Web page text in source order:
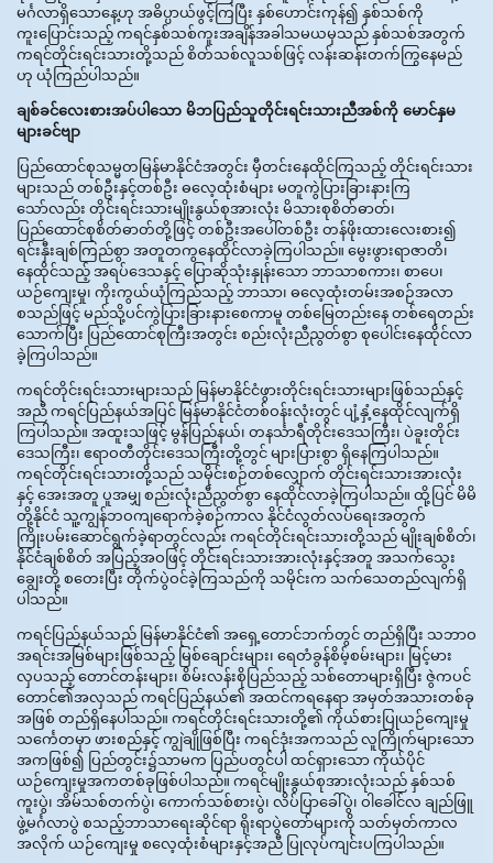
မင်္ဂလာရှိသောနေ့ဟု အဓိပ္ပာယ်ဖွင့်ကြပြီး နှစ်ဟောင်းကုန်၍ နှစ်သစ်ကို
ကူးပြောင်းသည့် ကရင်နှစ်သစ်ကူးအချိန်အခါသမယမှသည် နှစ်သစ်အတွက်
ကရင်တိုင်းရင်းသားတို့သည် စိတ်သစ်လူသစ်ဖြင့် လန်းဆန်းတက်ကြွနေမည်
ဟု ယုံကြည်ပါသည်။
ချစ်ခင်လေးစားအပ်ပါသော မိဘပြည်သူတိုင်းရင်းသားညီအစ်ကို မောင်နှမ
များခင်ဗျာ
ပြည်ထောင်စုသမ္မတမြန်မာနိုင်ငံအတွင်း မှီတင်းနေထိုင်ကြသည့် တိုင်းရင်းသား
များသည် တစ်ဦးနှင့်တစ်ဦး ဓလေ့ထုံးစံများ မတူကွဲပြားခြားနားကြ
သော်လည်း တိုင်းရင်းသားမျိုးနွယ်စုအားလုံး မိသားစုစိတ်ဓာတ်၊
ပြည်ထောင်စုစိတ်ဓာတ်တို့ဖြင့် တစ်ဦးအပေါ်တစ်ဦး တန်ဖိုးထားလေးစား၍
ရင်းနှီးချစ်ကြည်စွာ အတူတကွနေထိုင်လာခဲ့ကြပါသည်။ မွေးဖွားရာဇာတိ၊
နေထိုင်သည့် အရပ်ဒေသနှင့် ပြောဆိုသုံးနှုန်းသော ဘာသာစကား၊ စာပေ၊
ယဉ်ကျေးမှု၊ ကိုးကွယ်ယုံကြည်သည့် ဘာသာ၊ ဓလေ့ထုံးတမ်းအစဉ်အလာ
စသည်ဖြင့် မည်သို့ပင်ကွဲပြားခြားနားစေကာမူ တစ်မြေတည်းနေ တစ်ရေတည်း
သောက်ပြီး ပြည်ထောင်စုကြီးအတွင်း စည်းလုံးညီညွတ်စွာ စုပေါင်းနေထိုင်လာ
ခဲ့ကြပါသည်။
ကရင်တိုင်းရင်းသားများသည် မြန်မာနိုင်ငံဖွားတိုင်းရင်းသားများဖြစ်သည်နှင့်
အညီ ကရင်ပြည်နယ်အပြင် မြန်မာနိုင်ငံတစ်ဝန်းလုံးတွင် ပျံ့နှံ့နေထိုင်လျက်ရှိ
ကြပါသည်။ အထူးသဖြင့် မွန်ပြည်နယ်၊ တနင်္သာရီတိုင်းဒေသကြီး၊ ပဲခူးတိုင်း
ဒေသကြီး၊ ဧရာဝတီတိုင်းဒေသကြီးတို့တွင် များပြားစွာ ရှိနေကြပါသည်။
ကရင်တိုင်းရင်းသားတို့သည် သမိုင်းစဉ်တစ်လျှောက် တိုင်းရင်းသားအားလုံး
နှင့် အေးအတူ ပူအမျှ စည်းလုံးညီညွတ်စွာ နေထိုင်လာခဲ့ကြပါသည်။ ထို့ပြင် မိမိ
တို့နိုင်ငံ သူ့ကျွန်ဘဝကျရောက်ခဲ့စဉ်ကာလ နိုင်ငံလွတ်လပ်ရေးအတွက်
ကြိုးပမ်းဆောင်ရွက်ခဲ့ရာတွင်လည်း ကရင်တိုင်းရင်းသားတို့သည် မျိုးချစ်စိတ်၊
နိုင်ငံချစ်စိတ် အပြည့်အဝဖြင့် တိုင်းရင်းသားအားလုံးနှင့်အတူ အသက်သွေး
ချွေးတို့ စတေးပြီး တိုက်ပွဲဝင်ခဲ့ကြသည်ကို သမိုင်းက သက်သေတည်လျက်ရှိ
ပါသည်။
ကရင်ပြည်နယ်သည် မြန်မာနိုင်ငံ၏ အရှေ့တောင်ဘက်တွင် တည်ရှိပြီး သဘာဝ
အရင်းအမြစ်များဖြစ်သည့် မြစ်ချောင်းများ၊ ရေတံခွန်စိမ့်စမ်းများ၊ မြင့်မား
လှပသည့် တောင်တန်းများ၊ စိမ်းလန်းစိုပြည်သည့် သစ်တောများရှိပြီး ဇွဲကပင်
တောင်၏အလှသည် ကရင်ပြည်နယ်၏ အထင်ကရနေရာ အမှတ်အသားတစ်ခု
အဖြစ် တည်ရှိနေပါသည်။ ကရင်တိုင်းရင်းသားတို့၏ ကိုယ်စားပြုယဉ်ကျေးမှု
သင်္ကေတမှာ ဖားစည်နှင့် ကျွဲချိုဖြစ်ပြီး ကရင်ဒုံးအကသည် လူကြိုက်များသော
အကဖြစ်၍ ပြည်တွင်း၌သာမက ပြည်ပတွင်ပါ ထင်ရှားသော ကိုယ်ပိုင်
ယဉ်ကျေးမှုအကတစ်ခုဖြစ်ပါသည်။ ကရင်မျိုးနွယ်စုအားလုံးသည် နှစ်သစ်
ကူးပွဲ၊ အိမ်သစ်တက်ပွဲ၊ ကောက်သစ်စားပွဲ၊ လိပ်ပြာခေါ်ပွဲ၊ ဝါခေါင်လ ချည်ဖြူ
ဖွဲ့မင်္ဂလာပွဲ စသည့်ဘာသာရေးဆိုင်ရာ ရိုးရာပွဲတော်များကို သတ်မှတ်ကာလ
အလိုက် ယဉ်ကျေးမှု စလေ့ထုံးစံများနှင့်အညီ ပြုလုပ်ကျင်းပကြပါသည်။